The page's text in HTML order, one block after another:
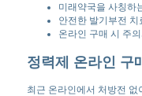
미래약국을 사칭하
안전한 발기부전
온라인 구매 시 주
정력제 온라인 구
최근 온라인에서 처방전